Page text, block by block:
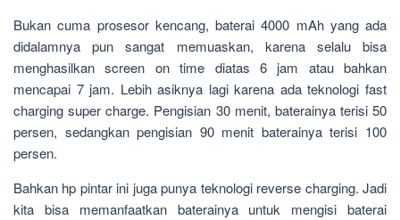
Bukan cuma prosesor kencang, baterai 4000 mAh yang ada
didalamnya pun sangat memuaskan, karena selalu bisa
menghasilkan screen on time diatas 6 jam atau bahkan
mencapai 7 jam. Lebih asiknya lagi karena ada teknologi fast
charging super charge. Pengisian 30 menit, baterainya terisi 50
persen, sedangkan pengisian 90 menit baterainya terisi 100
persen.
Bahkan hp pintar ini juga punya teknologi reverse charging. Jadi
kita bisa memanfaatkan baterainya untuk mengisi baterai